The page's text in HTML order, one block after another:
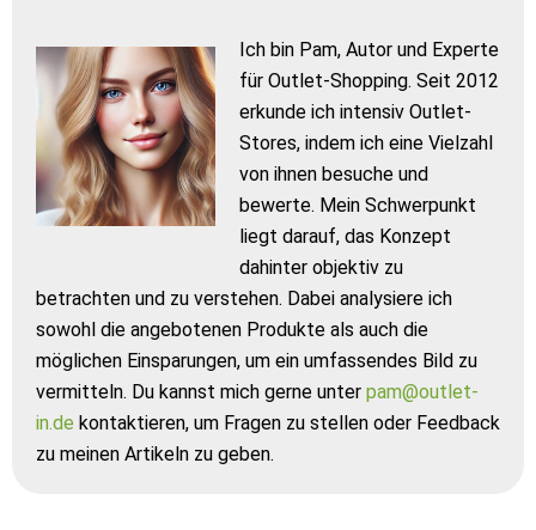
Ich bin Pam, Autor und Experte
für Outlet-Shopping. Seit 2012
erkunde ich intensiv Outlet-
Stores, indem ich eine Vielzahl
von ihnen besuche und
bewerte. Mein Schwerpunkt
liegt darauf, das Konzept
dahinter objektiv zu
betrachten und zu verstehen. Dabei analysiere ich
sowohl die angebotenen Produkte als auch die
möglichen Einsparungen, um ein umfassendes Bild zu
vermitteln. Du kannst mich gerne unter pam@outlet-
in.de kontaktieren, um Fragen zu stellen oder Feedback
zu meinen Artikeln zu geben.